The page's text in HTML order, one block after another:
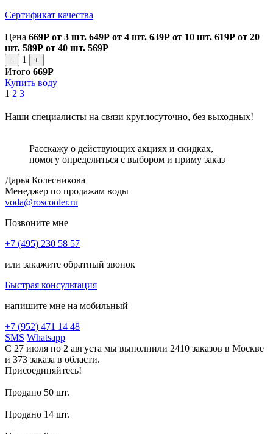
Сертификат качества
Цена 669Р от 3 шт. 649Р от 4 шт. 639Р от 10 шт. 619Р от 20
шт. 589Р от 40 шт. 569Р
− 1 +
Итого 669Р
Купить воду
1 2 3
Наши специалисты на связи круглосуточно, без выходных!
Расскажу о действующих акциях и скидках,
помогу определиться с выбором и приму заказ
Дарья Колесникова
Менеджер по продажам воды
voda@roscooler.ru
Позвоните мне
+7 (495) 230 58 57
или закажите обратный звонок
Быстрая консультация
напишите мне на мобильный
+7 (952) 471 14 48
SMS Whatsapp
С 27 июля по 2 августа мы выполнили 2410 заказов в Москве
и 373 заказа в области.
Присоединяйтесь!
Продано 50 шт.
Продано 14 шт.